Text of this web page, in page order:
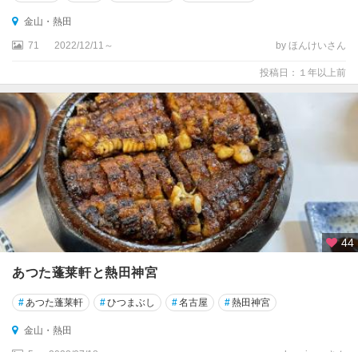
金山・熱田
71 2022/12/11～ by ほんけいさん
投稿日：１年以上前
44
あつた蓬莱軒と熱田神宮
# あつた蓬莱軒 #ひつまぶし #名古屋 #熱田神宮
金山・熱田